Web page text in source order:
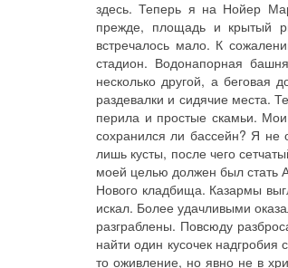
здесь. Теперь я на Нойер
прежде, площадь и крытый
встречалось мало. К
стадион. Водонапорная
несколько другой, а беговая
раздевалки и сидячие места.
перила и простые скамьи.
сохранился ли бассейн? Я
лишь кусты, после чего
моей целью должен был стать
Нового кладбища. Казармы
искал. Более удачливыми
разграблены. Повсюду
найти один кусочек
то оживление, но явно не в